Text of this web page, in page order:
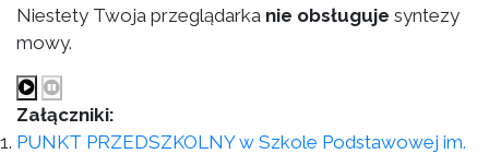
Niestety Twoja przeglądarka nie obsługuje syntezy
mowy.
Załączniki:
PUNKT PRZEDSZKOLNY w Szkole Podstawowej im.